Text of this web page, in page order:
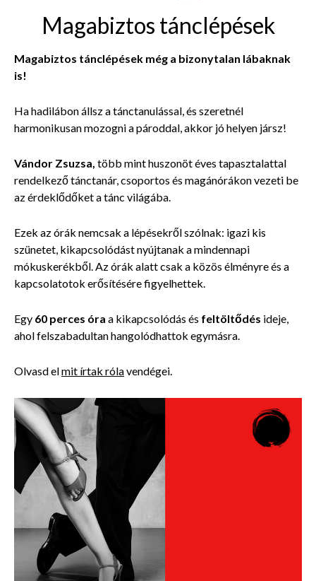
Magabiztos tánclépések
Magabiztos tánclépések még a bizonytalan lábaknak
is!
Ha hadilábon állsz a tánctanulással, és szeretnél
harmonikusan mozogni a pároddal, akkor jó helyen jársz!
Vándor Zsuzsa, több mint huszonöt éves tapasztalattal
rendelkező tánctanár, csoportos és magánórákon vezeti be
az érdeklődőket a tánc világába.
Ezek az órák nemcsak a lépésekről szólnak: igazi kis
szünetet, kikapcsolódást nyújtanak a mindennapi
mókuskerékből. Az órák alatt csak a közös élményre és a
kapcsolatotok erősítésére figyelhettek.
Egy 60 perces óra a kikapcsolódás és feltöltődés ideje,
ahol felszabadultan hangolódhattok egymásra.
Olvasd elmit írtak rólavendégei.